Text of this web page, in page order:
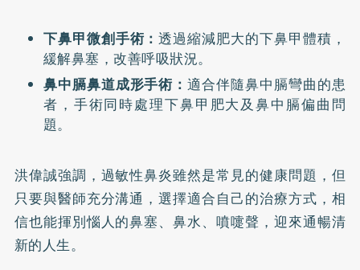
下鼻甲微創手術：透過縮減肥大的下鼻甲體積，
緩解鼻塞，改善呼吸狀況。
鼻中膈鼻道成形手術：適合伴隨鼻中膈彎曲的患
者，手術同時處理下鼻甲肥大及鼻中膈偏曲問
題。
洪偉誠強調，過敏性鼻炎雖然是常見的健康問題，但
只要與醫師充分溝通，選擇適合自己的治療方式，相
信也能揮別惱人的鼻塞、鼻水、噴嚏聲，迎來通暢清
新的人生。